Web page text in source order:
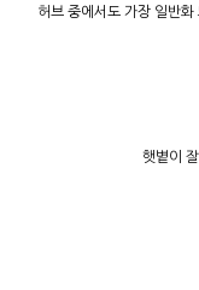
허브 중에서도 가장 일반
햇볕이